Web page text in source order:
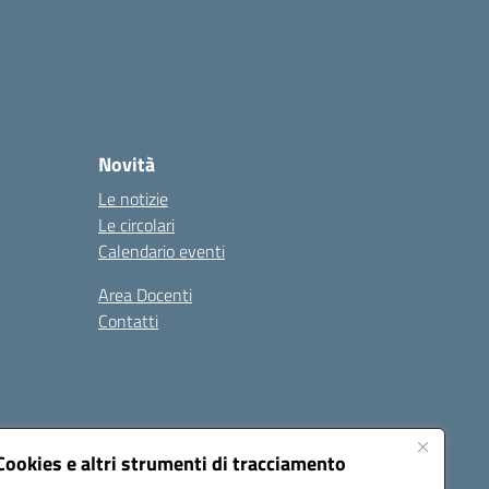
e altri strumenti di tracciamento
Novità
Le notizie
Le circolari
Calendario eventi
Area Docenti
Contatti
Seguici su: